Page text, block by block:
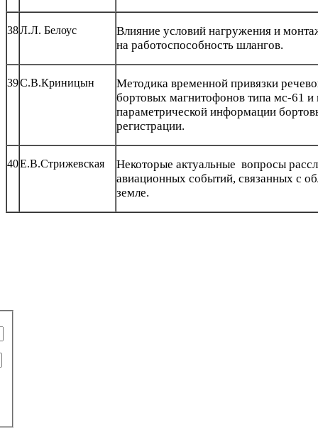
38Л.Л. Белоус
Влияние условий нагружения и
на работоспособность шлангов.
39С.В.Криницын
Методика временной привязки
бортовых магнитофонов типа мс-61 и
параметрической информации
регистрации.
40Е.В.Стрижевская
Некоторые актуальные вопросы
авиационных событий, связанных с
земле.